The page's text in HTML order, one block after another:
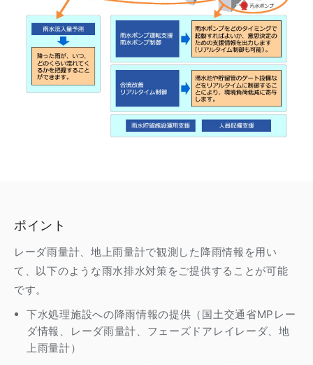
ポイント
レーダ雨量計、地上雨量計で観測した降雨情報を用い
て、以下のような雨水排水対策をご提供することが可能
です。
下水処理施設への降雨情報の提供（国土交通省MPレー
ダ情報、レーダ雨量計、フェーズドアレイレーダ、地
上雨量計）